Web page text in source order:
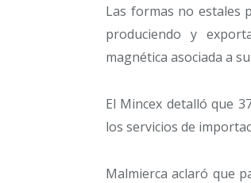
Las formas no estales
produciendo y
magnética asociada a
El Mincex detalló que
los servicios de
Malmierca aclaró que